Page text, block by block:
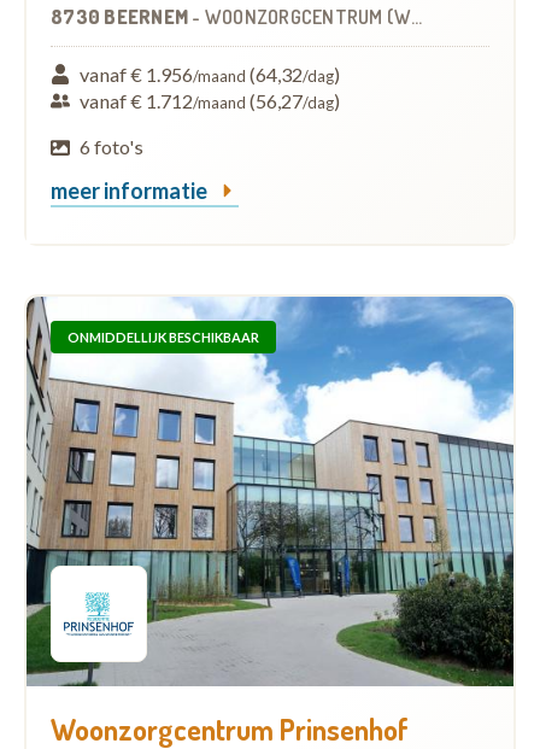
8730 BEERNEM - WOONZORGCENTRUM (WZC)
vanaf € 1.956/maand (64,32/dag)
vanaf € 1.712/maand (56,27/dag)
6 foto's
meer informatie
ONMIDDELLIJK BESCHIKBAAR
Woonzorgcentrum Prinsenhof